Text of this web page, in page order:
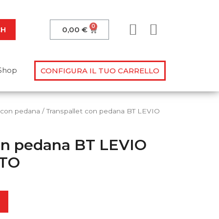
0,00 €
tue domande!
CONFIGURA IL TUO CARRELLO
pedana / Transpallet con pedana BT LEVIO
pedana BT LEVIO